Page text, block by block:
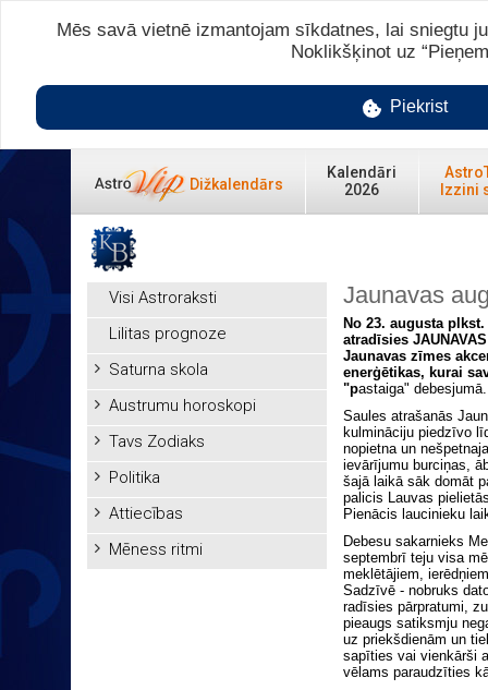
Dižkalendārs
Kalendāri
2026
Izzini
Visi Astroraksti
Lilitas prognoze
Saturna skola
Austrumu horoskopi
Tavs Zodiaks
Politika
Attiecības
Mēness ritmi
Jaunavas
No 23. augusta
atradīsies
Jaunavas zīmes
enerģētikas, kurai
"pastaiga" debesjumā.
Saules atrašanās
kulmināciju piedzīvo
nopietna un
ievārījumu burciņas,
šajā laikā sāk domāt
palicis Lauvas
Pienācis laucinieku
Debesu sakarnieks
septembrī teju visa
meklētājiem,
Sadzīvē - nobruks
radīsies pārpratumi,
pieaugs satiksmju
uz priekšdienām un
sapīties vai vienkārši
vēlams paraudzīties
Mēs savā vietnē izmantojam sīkdatnes, lai sniegtu
Noklikšķinot uz
Piekrist